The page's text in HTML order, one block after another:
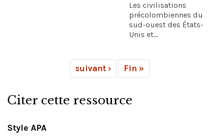
Les civilisations
précolombiennes du
sud-ouest des États-
Unis et...
suivant › Fin »
Citer cette ressource
Style APA